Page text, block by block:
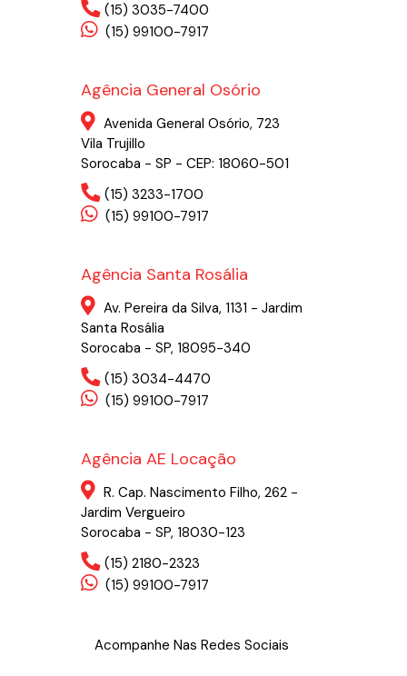
(15) 3035-7400
(15) 99100-7917
Agência General Osório
Avenida General Osório, 723
Vila Trujillo
Sorocaba - SP - CEP: 18060-501
(15) 3233-1700
(15) 99100-7917
Agência Santa Rosália
Av. Pereira da Silva, 1131 - Jardim
Santa Rosália
Sorocaba - SP, 18095-340
(15) 3034-4470
(15) 99100-7917
Agência AE Locação
R. Cap. Nascimento Filho, 262 -
Jardim Vergueiro
Sorocaba - SP, 18030-123
(15) 2180-2323
(15) 99100-7917
Acompanhe Nas Redes Sociais